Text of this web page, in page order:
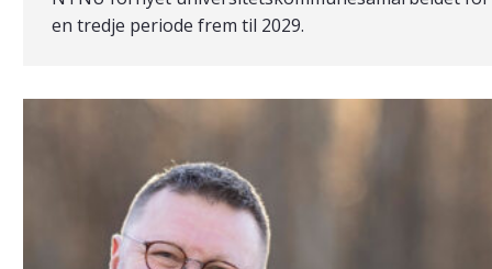
en tredje periode frem til 2029.